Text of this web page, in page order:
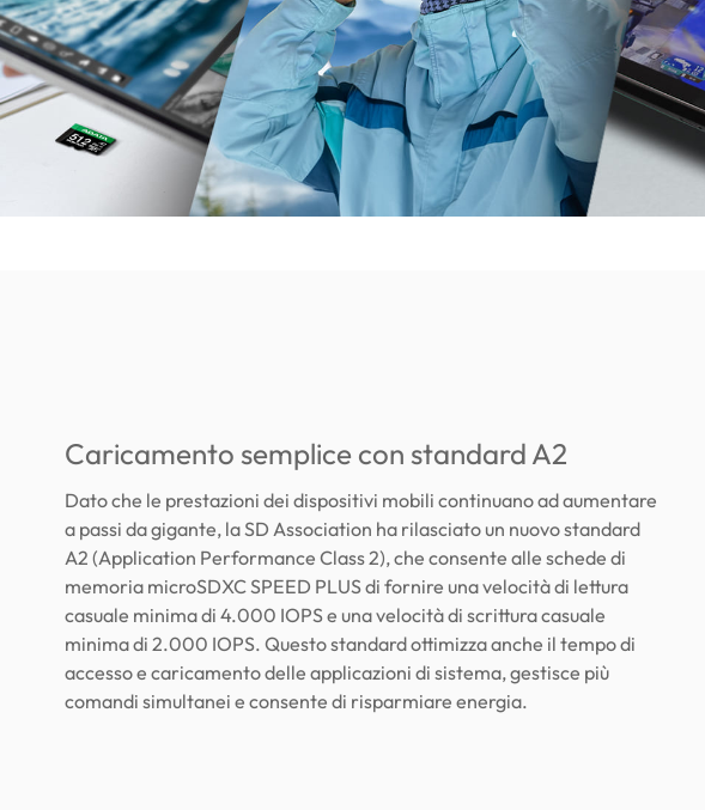
Caricamento semplice con standard A2
Dato che le prestazioni dei dispositivi mobili continuano ad aumentare
a passi da gigante, la SD Association ha rilasciato un nuovo standard
A2 (Application Performance Class 2), che consente alle schede di
memoria microSDXC SPEED PLUS di fornire una velocità di lettura
casuale minima di 4.000 IOPS e una velocità di scrittura casuale
minima di 2.000 IOPS. Questo standard ottimizza anche il tempo di
accesso e caricamento delle applicazioni di sistema, gestisce più
comandi simultanei e consente di risparmiare energia.